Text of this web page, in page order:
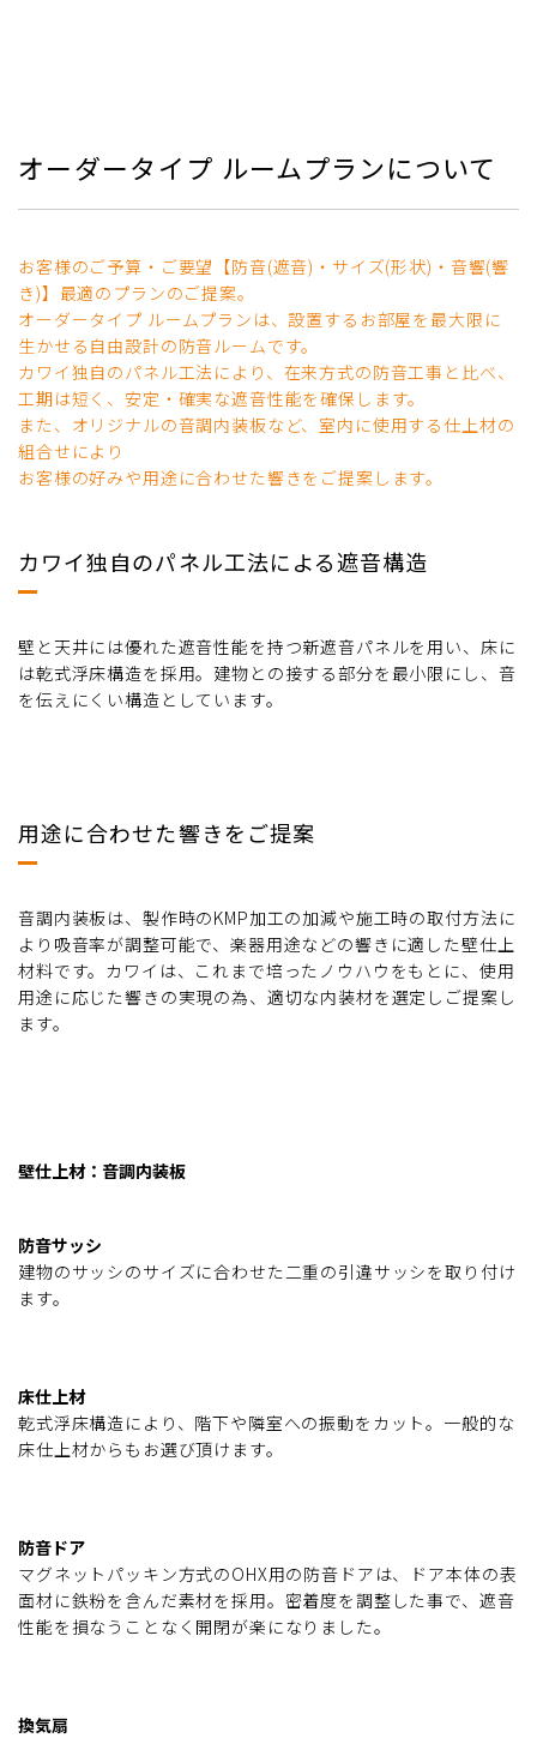
オーダータイプ ルームプランについて
お客様のご予算・ご要望【防音(遮音)・サイズ(形状)・音響(響
き)】最適のプランのご提案。
オーダータイプ ルームプランは、設置するお部屋を最大限に
生かせる自由設計の防音ルームです。
カワイ独自のパネル工法により、在来方式の防音工事と比べ、
工期は短く、安定・確実な遮音性能を確保します。
また、オリジナルの音調内装板など、室内に使用する仕上材の
組合せにより
お客様の好みや用途に合わせた響きをご提案します。
カワイ独自のパネル工法による遮音構造
壁と天井には優れた遮音性能を持つ新遮音パネルを用い、床に
は乾式浮床構造を採用。建物との接する部分を最小限にし、音
を伝えにくい構造としています。
用途に合わせた響きをご提案
音調内装板は、製作時のKMP加工の加減や施工時の取付方法に
より吸音率が調整可能で、楽器用途などの響きに適した壁仕上
材料です。カワイは、これまで培ったノウハウをもとに、使用
用途に応じた響きの実現の為、適切な内装材を選定しご提案し
ます。
壁仕上材：音調内装板
防音サッシ
建物のサッシのサイズに合わせた二重の引違サッシを取り付け
ます。
床仕上材
乾式浮床構造により、階下や隣室への振動をカット。一般的な
床仕上材からもお選び頂けます。
防音ドア
マグネットパッキン方式のOHX用の防音ドアは、ドア本体の表
面材に鉄粉を含んだ素材を採用。密着度を調整した事で、遮音
性能を損なうことなく開閉が楽になりました。
換気扇